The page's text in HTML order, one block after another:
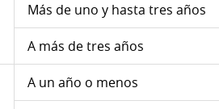
Más de uno y hasta tres años
A más de tres años
A un año o menos